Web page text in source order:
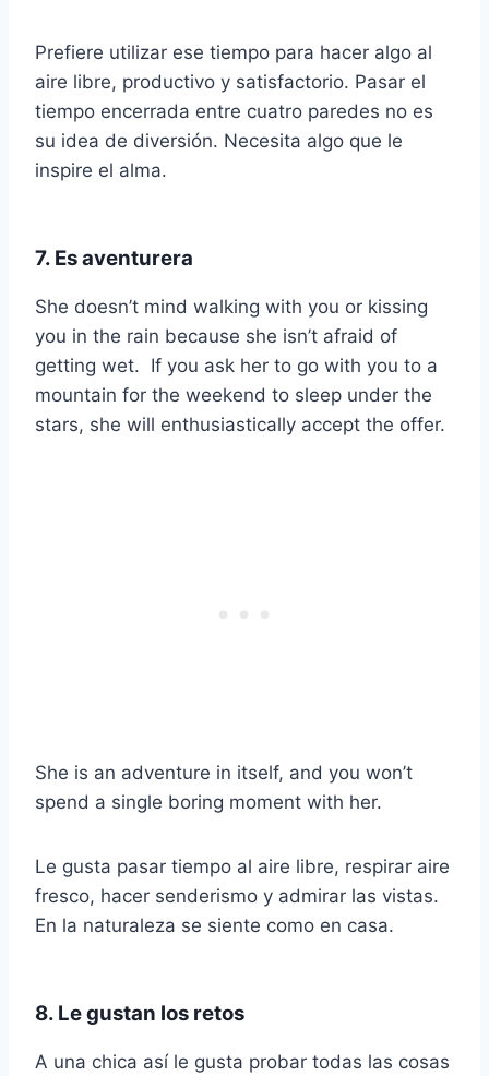
Prefiere utilizar ese tiempo para hacer algo al
aire libre, productivo y satisfactorio. Pasar el
tiempo encerrada entre cuatro paredes no es
su idea de diversión. Necesita algo que le
inspire el alma.
7. Es aventurera
She doesn’t mind walking with you or kissing
you in the rain because she isn’t afraid of
getting wet. If you ask her to go with you to a
mountain for the weekend to sleep under the
stars, she will enthusiastically accept the offer.
She is an adventure in itself, and you won’t
spend a single boring moment with her.
Le gusta pasar tiempo al aire libre, respirar aire
fresco, hacer senderismo y admirar las vistas.
En la naturaleza se siente como en casa.
8. Le gustan los retos
A una chica así le gusta probar todas las cosas